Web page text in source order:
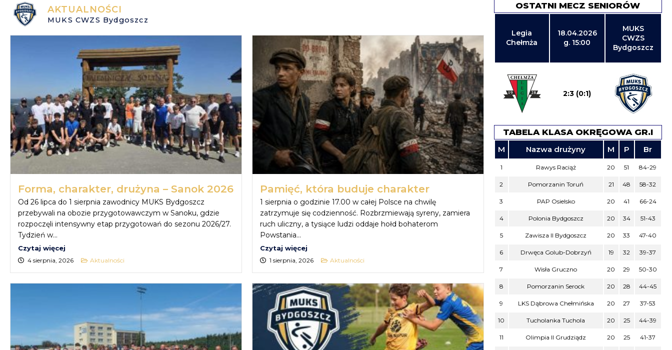
AKTUALNOŚCI
MUKS CWZS Bydgoszcz
Forma, charakter, drużyna – Sanok 2026
Od 26 lipca do 1 sierpnia zawodnicy MUKS Bydgoszcz
przebywali na obozie przygotowawczym w Sanoku, gdzie
rozpoczęli intensywny etap przygotowań do sezonu 2026/27.
Tydzień w...
Czytaj więcej
4 sierpnia, 2026 Aktualności
Pamięć, która buduje charakter
1 sierpnia o godzinie 17.00 w całej Polsce na chwilę
zatrzymuje się codzienność. Rozbrzmiewają syreny, zamiera
ruch uliczny, a tysiące ludzi oddaje hołd bohaterom
Powstania...
Czytaj więcej
1 sierpnia, 2026 Aktualności
OSTATNI MECZ SENIORÓW
Legia
Chełmża
18.04.2026
g. 15:00
MUKS
CWZS
Bydgoszcz
2:3 (0:1)
TABELA KLASA OKRĘGOWA GR.I
M Nazwa drużyny M P Br
1 Rawys Raciąż 20 51 84-29
2 Pomorzanin Toruń 21 48 58-32
3 PAP Osielsko 20 41 66-24
4 Polonia Bydgoszcz 20 34 51-43
5 Zawisza II Bydgoszcz 20 33 47-40
6 Drwęca Golub-Dobrzyń 19 32 39-37
7 Wisła Gruczno 20 29 50-30
8 Pomorzanin Serock 20 28 44-45
9 LKS Dąbrowa Chełmińska 20 27 37-53
10 Tucholanka Tuchola 20 25 44-39
11 Olimpia II Grudziądz 20 25 41-37